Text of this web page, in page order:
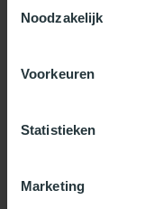
Noodzakelijk
Voorkeuren
Statistieken
Marketing
Gratis bezorging in
glas/zonwerend/